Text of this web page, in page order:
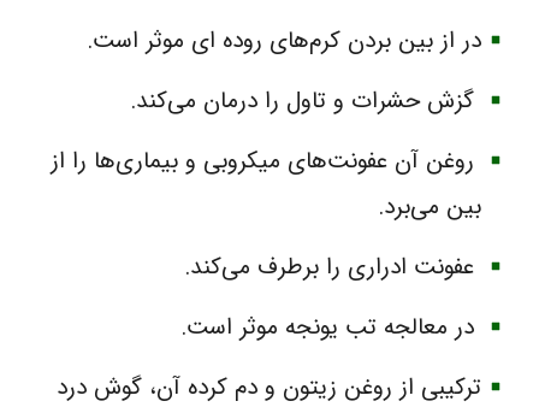
در از بین بردن کرم‌های روده ای موثر است.
گزش حشرات و تاول را درمان می‌کند.
روغن آن عفونت‌های میکروبی و بیماری‌ها را از
بین می‌برد.
عفونت ادراری را برطرف می‌کند.
در معالجه تب یونجه موثر است.
ترکیبی از روغن زیتون و دم کرده آن، گوش درد